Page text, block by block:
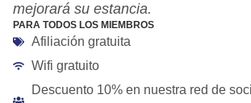
mejorará su estancia.
PARA TODOS LOS MIEMBROS
Afiliación gratuita
Wifi gratuito
Descuento 10% en nuestra red de